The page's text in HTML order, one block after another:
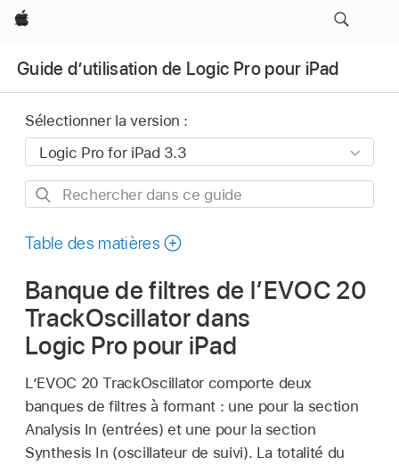
Apple
Guide d’utilisation de Logic Pro pour iPad
Sélectionner la version :
Rechercher
ce
Table des matières
Banque de filtres de l’EVOC 20
TrackOscillator dans
Logic Pro pour iPad
L’EVOC 20 TrackOscillator comporte deux
banques de filtres à formant : une pour la section
Analysis In (entrées) et une pour la section
Synthesis In (oscillateur de suivi). La totalité du